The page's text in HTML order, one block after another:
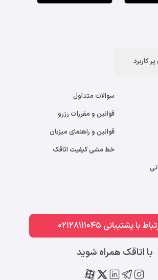
کاربرد
سوالات متداول
قوانین و مقررات رزرو
قوانین و راهنمای میزبان
خط مشی کیفیت اتاقک
با پشتیبانی 02128111045
با اتاقک همراه شوید